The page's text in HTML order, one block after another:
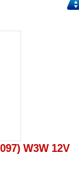
W3W 12V